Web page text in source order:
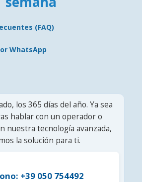
(FAQ)
WhatsApp
los 365 días del año. Ya sea
hablar con un operador o
nuestra tecnología avanzada,
la solución para ti.
+39 050 754492